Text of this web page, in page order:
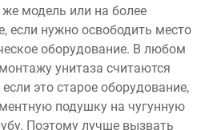
модель или на более
если нужно освободить место
оборудование. В любом
унитаза считаются
это старое оборудование,
подушку на чугунную
Поэтому лучше вызвать